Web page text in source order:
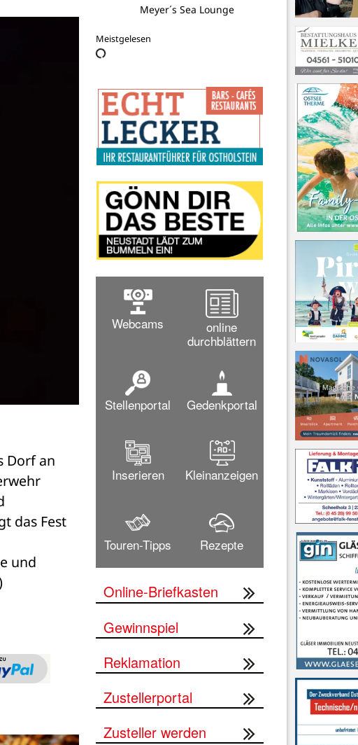
Dorf an
das Fest
und
Meyer´s Sea Lounge
Meistgelesen
Webcams
online
durchblättern
Stellenportal Gedenkportal
Inserieren Kleinanzeigen
Touren-Tipps Rezepte
Online-Briefkasten
Gewinnspiel
Reklamation
Zustellerportal
Zusteller werden